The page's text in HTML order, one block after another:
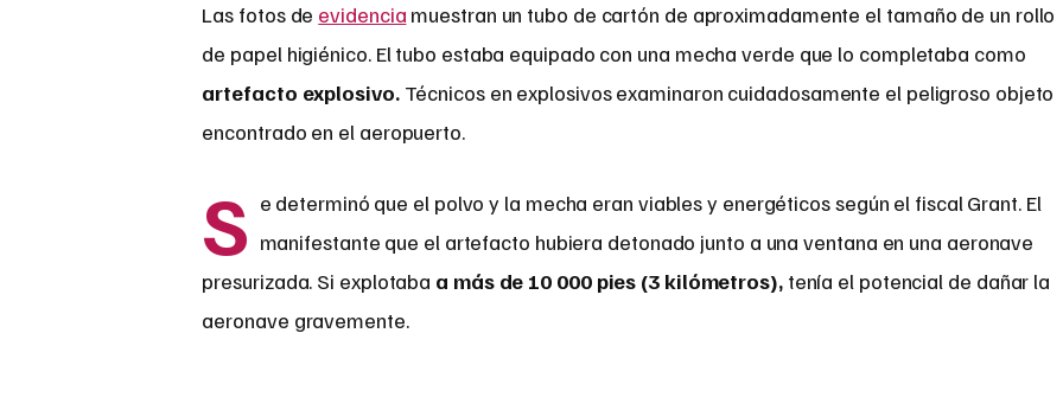
Las fotos de evidencia muestran un tubo de cartón de aproximadamente el tamaño de un rollo
de papel higiénico. El tubo estaba equipado con una mecha verde que lo completaba como
artefacto explosivo.Técnicos en explosivos examinaron cuidadosamente el peligroso objeto
encontrado en el aeropuerto.
S e determinó que el polvo y la mecha eran viables y energéticos según el fiscal Grant. El
manifestante que el artefacto hubiera detonado junto a una ventana en una aeronave
presurizada. Si explotaba a más de 10 000 pies (3 kilómetros),tenía el potencial de dañar la
aeronave gravemente.